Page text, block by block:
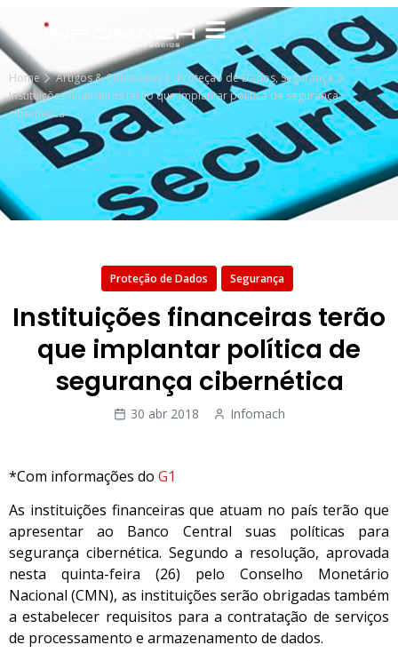
Home Artigos & Conteúdos Proteção de Dados,Segurança
Instituições financeiras terão que implantar política de segurança
cibernética
Proteção de Dados Segurança
Instituições financeiras terão
que implantar política de
segurança cibernética
30 abr 2018 Infomach
*Com informações do G1
As instituições financeiras que atuam no país terão que
apresentar ao Banco Central suas políticas para
segurança cibernética. Segundo a resolução, aprovada
nesta quinta-feira (26) pelo Conselho Monetário
Nacional (CMN), as instituições serão obrigadas também
a estabelecer requisitos para a contratação de serviços
de processamento e armazenamento de dados.